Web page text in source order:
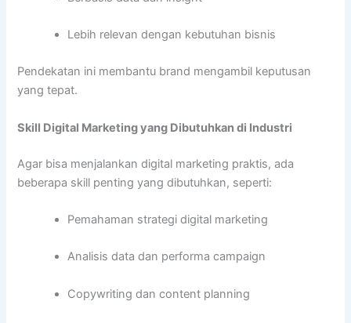
Lebih relevan dengan kebutuhan bisnis
Pendekatan ini membantu brand mengambil keputusan
yang tepat.
Skill Digital Marketing yang Dibutuhkan di Industri
Agar bisa menjalankan digital marketing praktis, ada
beberapa skill penting yang dibutuhkan, seperti:
Pemahaman strategi digital marketing
Analisis data dan performa campaign
Copywriting dan content planning